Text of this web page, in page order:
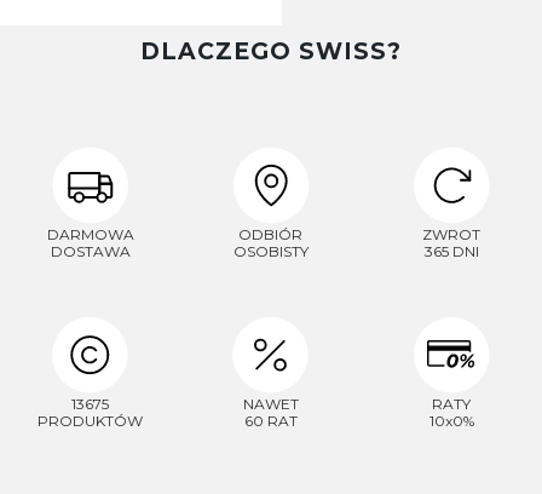
DLACZEGO SWISS?
DARMOWA
DOSTAWA
ODBIÓR
OSOBISTY
ZWROT
365 DNI
13675
PRODUKTÓW
NAWET
60 RAT
RATY
10x0%